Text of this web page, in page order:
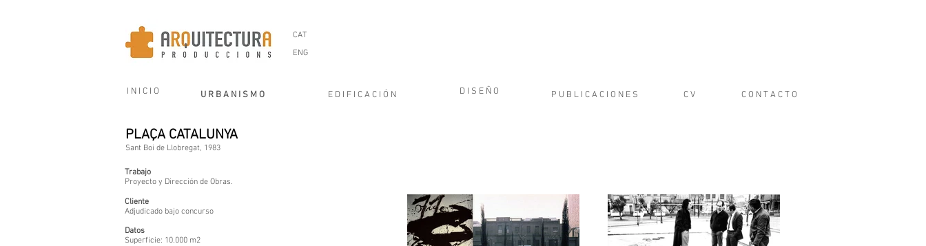
CAT
ENG
I N I C I O U R B A N I S M O E D I F I C A C I Ó N D I S E Ñ O P U B L I C A C I O N E S C V C O N T A C T O
PLAÇA CATALUNYA
Sant Boi de Llobregat, 1983
Trabajo
Proyecto y Dirección de Obras.
Cliente
Adjudicado bajo concurso
Datos
Superficie: 10.000 m2